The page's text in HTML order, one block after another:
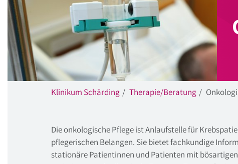
Klinikum Schärding Therapie/Beratung
Die onkologische Pflege ist Anlaufstelle für
pflegerischen Belangen. Sie bietet fachkundige
stationäre Patientinnen und Patienten mit